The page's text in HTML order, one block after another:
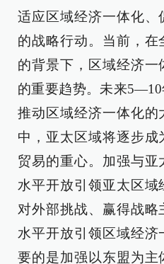
适应区域经济一体化
的战略行动。当前，
的背景下，区域经济
的重要趋势。未来
推动区域经济一体化
中，亚太区域将逐步成
贸易的重心。加强与
水平开放引领亚太区
对外部挑战、赢得战
水平开放引领区域经
要的是加强以东盟为主